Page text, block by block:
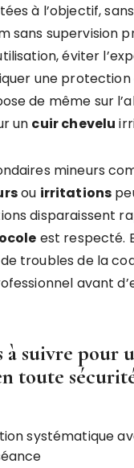
à l’objectif,
sans supervision
éviter
une protection
de même sur
un cuir chevelu
mineurs
ou irritations
disparaissent
est respecté.
troubles de la
avant
à suivre pour
toute
systématique